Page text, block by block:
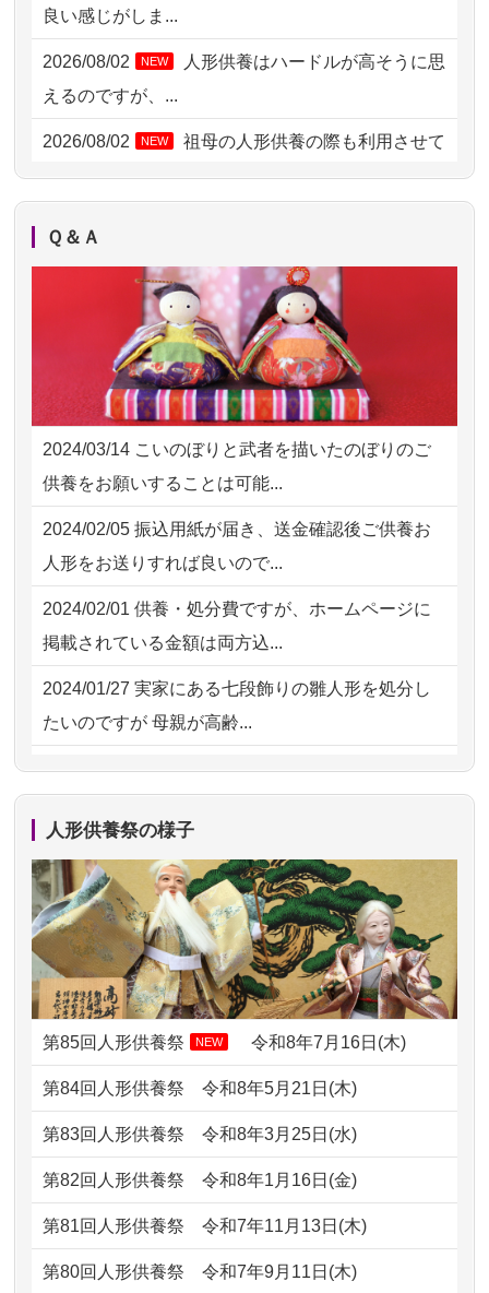
2026/08/01 11:07 さいたの方からお申込み
2026/07/31 17:28
2026/07/31 12:32 東京都の方からお申込み
2026/07/31 10:29 京都市の方からお申込み
2026/07/31 08:41
2026/07/30 22:27 墨田区の方からお申込み
2026/07/30 17:02 神奈川の方からお申込み
2026/07/30 15:59 神奈川の方からお申込み
2026/07/30 08:46 東京都の方からお申込み
2026/07/29 15:08 神奈川の方からお申込み
2026/07/29 12:23 大阪府の方からお申込み
良い感じがしま...
2026/08/02 NEW
人形供養はハードルが高そうに思
えるのですが、...
2026/08/02 NEW
祖母の人形供養の際も利用させて
いただき安心感がある
供養の内容（料金や送り方等）がとて
も丁寧に説...
2026/07/18つい先日も利用させていただきまし
た。 手続...
2026/07/18 大切にしていたお人形をきちんと供養
してくださ...
2026/07/15 子供の頃から可愛がってきた七段飾り
の雛人形で...
2026/07/15 お客様の声を読み、丁寧に供養してい
ただけそう...
2026/07/13 遠方からでもご依頼出来る点と申込ま
での方法が...
2026/07/10家から近かったので。
2026/07/08誰も住んでいない実家の片付けを始め
ました。 ...
2026/07/069年間自由が丘店を見守ってくれてあり
がとう。
2026/07/05しっかりとお人形たちの供養をしてい
ただけると...
2026/06/30 長年大事にしてきた雛人形です、供養
していただ...
2026/06/29ガラスケースのまま引き取ってくださ
Ｑ＆Ａ
2024/03/14 こいのぼりと武者を描いたのぼりのご
供養をお願いすることは可能...
2024/02/05 振込用紙が届き、送金確認後ご供養お
人形をお送りすれば良いので...
2024/02/01 供養・処分費ですが、ホームページに
掲載されている金額は両方込...
2024/01/27 実家にある七段飾りの雛人形を処分し
たいのですが 母親が高齢...
2024/01/13剥製の供養・処分をお願いできます
ですが？
2024/01/13お雛様のセットを供養・処分したいの
ですが、お雛様とお内裏様だ...
2024/01/13供養申込みの後、供養祭までお人形は
どうなってるのですか？
2024/01/13会社のようですが、きちんと供養して
人形供養祭の様子
第85回人形供養祭 NEW 令和8年7月16日(木)
第84回人形供養祭令和8年5月21日(木)
第83回人形供養祭令和8年3月25日(水)
第82回人形供養祭令和8年1月16日(金)
第81回人形供養祭令和7年11月13日(木)
第80回人形供養祭令和7年9月11日(木)